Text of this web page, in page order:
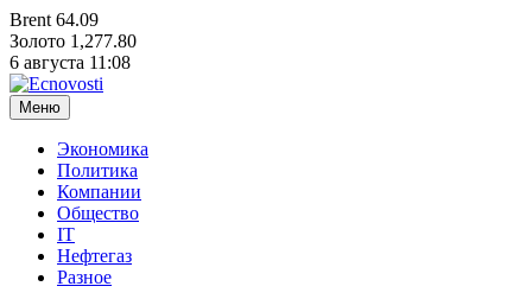
Brent 64.09
Золото 1,277.80
6 августа 11:08
Меню
Экономика
Политика
Компании
Общество
IT
Нефтегаз
Разное